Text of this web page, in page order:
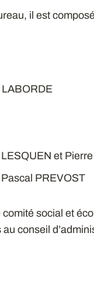
il est
LABORDE
et
Pascal PREVOST
comité social et
conseil